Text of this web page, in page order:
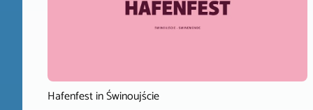
Hafenfest in Świnoujście